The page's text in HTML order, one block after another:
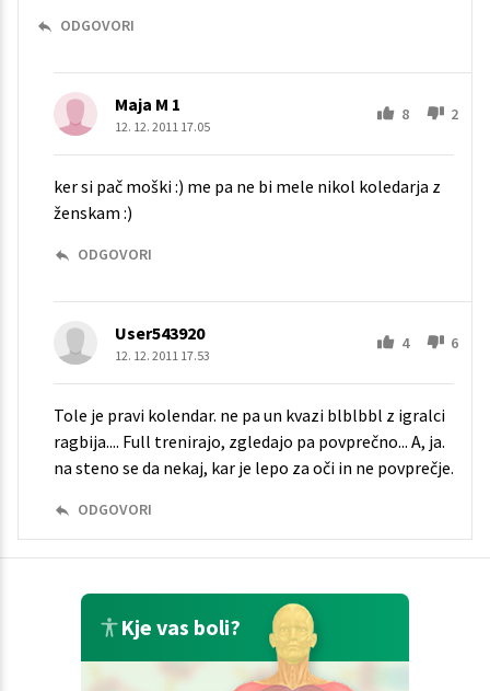
ODGOVORI
Maja M 1
12. 12. 2011 17.05
8 2
ker si pač moški :) me pa ne bi mele nikol koledarja z
ženskam :)
ODGOVORI
User543920
12. 12. 2011 17.53
4 6
Tole je pravi kolendar. ne pa un kvazi blblbbl z igralci
ragbija.... Full trenirajo, zgledajo pa povprečno... A, ja.
na steno se da nekaj, kar je lepo za oči in ne povprečje.
ODGOVORI
Kje vas boli?